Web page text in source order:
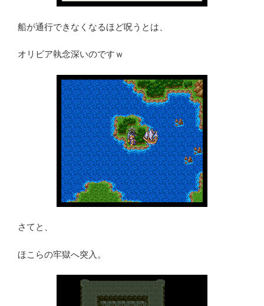
船が通行できなくなるほど呪うとは、
オリビア執念深いのですｗ
さてと、
ほこらの牢獄へ突入。